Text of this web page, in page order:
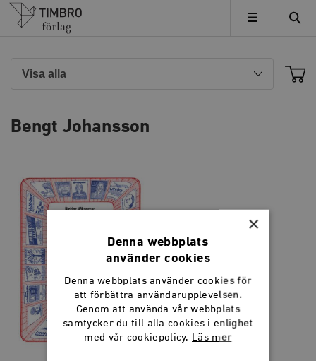
Timbro
MENY
Bengt Johansson
×
Denna webbplats
använder cookies
Denna webbplats använder cookies för
att förbättra användarupplevelsen.
Genom att använda vår webbplats
samtycker du till alla cookies i enlighet
med vår cookiepolicy. Läs mer